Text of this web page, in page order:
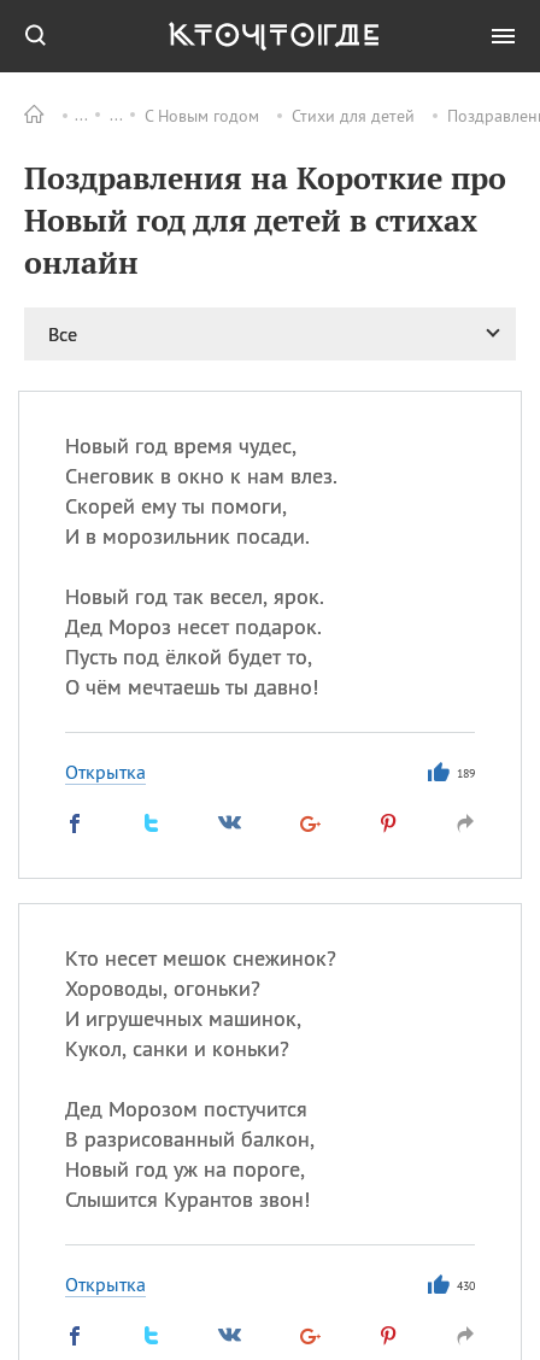
С Новым годом Стихи для детей
Поздравления на Короткие про
Новый год для детей в стихах
онлайн
Все
Новый год время чудес,
Снеговик в окно к нам влез.
Скорей ему ты помоги,
И в морозильник посади.
Новый год так весел, ярок.
Дед Мороз несет подарок.
Пусть под ёлкой будет то,
О чём мечтаешь ты давно!
Открытка 189
Кто несет мешок снежинок?
Хороводы, огоньки?
И игрушечных машинок,
Кукол, санки и коньки?
Дед Морозом постучится
В разрисованный балкон,
Новый год уж на пороге,
Слышится Курантов звон!
Открытка 430
ПРАЗДНИКИ Все
09.08 День памяти жертв
атомной
бомбардировки
09.08
ИМЕНА
Сергей
происхождение